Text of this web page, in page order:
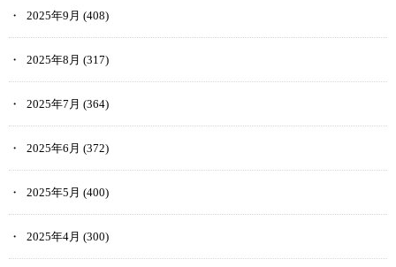
2025年9月 (408)
2025年8月 (317)
2025年7月 (364)
2025年6月 (372)
2025年5月 (400)
2025年4月 (300)